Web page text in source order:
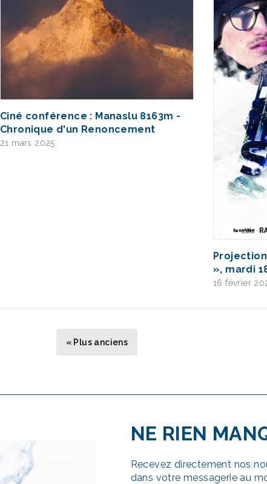
Ciné conférence : Manaslu 8163m -
Chronique d'un Renoncement
21 mars 2025
», mardi
16 février
« Plus anciens
NE RIEN
Recevez directement nos
dans votre messagerie au